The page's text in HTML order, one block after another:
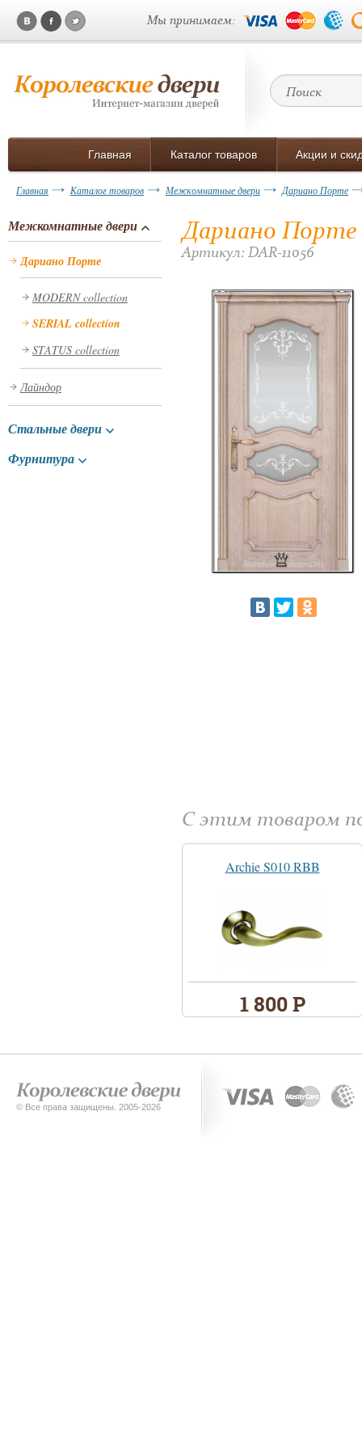
Мы принимаем:
Главная Каталог товаров Акции и
Главная Каталог товаров Межкомнатные двери Дариано Порте
Межкомнатные двери
Дариано Порте
MODERN collection
SERIAL collection
STATUS collection
Лайндор
Стальные двери
Фурнитура
Дариано Порте
Артикул: DAR-11056
С этим товаром
Archie S010 RBB
1 800 Р
© Все права защищены. 2005-2026